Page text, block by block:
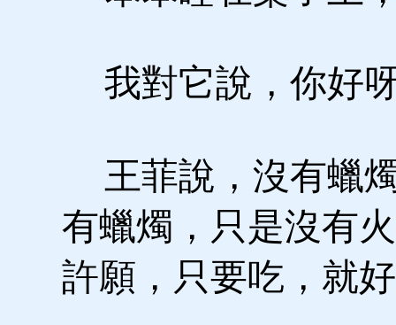
我對它說，你好
王菲說，沒有蠟
有蠟燭，只是沒有
許願，只要吃，就